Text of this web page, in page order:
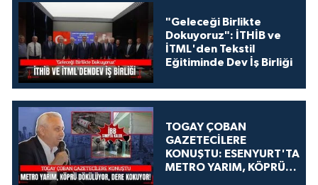
"Geleceği Birlikte
Dokuyoruz": İTHİB ve
İTML'den Tekstil
Eğitiminde Dev İş Birliği
TOGAY ÇOBAN
GAZETECİLERE
KONUŞTU: ESENYURT'TA
METRO YARIM, KÖPRÜ